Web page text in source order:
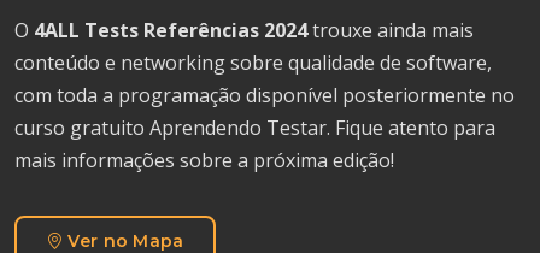
O 4ALL Tests Referências 2024trouxe ainda mais
conteúdo e networking sobre qualidade de software,
com toda a programação disponível posteriormente no
curso gratuito Aprendendo Testar. Fique atento para
mais informações sobre a próxima edição!
Ver no Mapa